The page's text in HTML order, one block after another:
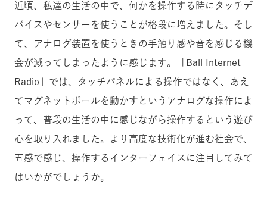
近頃、私達の生活の中で、何かを操作する時にタッチデ
バイスやセンサーを使うことが格段に増えました。そし
て、アナログ装置を使うときの手触り感や音を感じる機
会が減ってしまったように感じます。「Ball Internet
Radio」では、タッチパネルによる操作ではなく、あえ
てマグネットボールを動かすというアナログな操作によ
って、普段の生活の中に感じながら操作するという遊び
心を取り入れました。より高度な技術化が進む社会で、
五感で感じ、操作するインターフェイスに注目してみて
はいかがでしょうか。